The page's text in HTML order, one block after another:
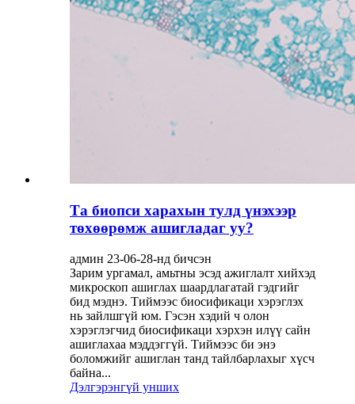
Та биопси харахын тулд үнэхээр
төхөөрөмж ашигладаг уу?
админ 23-06-28-нд бичсэн
Зарим ургамал, амьтны эсэд ажиглалт хийхэд
микроскоп ашиглах шаардлагатай гэдгийг
бид мэднэ. Тиймээс биосификаци хэрэглэх
нь зайлшгүй юм. Гэсэн хэдий ч олон
хэрэглэгчид биосификаци хэрхэн илүү сайн
ашиглахаа мэддэггүй. Тиймээс би энэ
боломжийг ашиглан танд тайлбарлахыг хүсч
байна...
Дэлгэрэнгүй унших